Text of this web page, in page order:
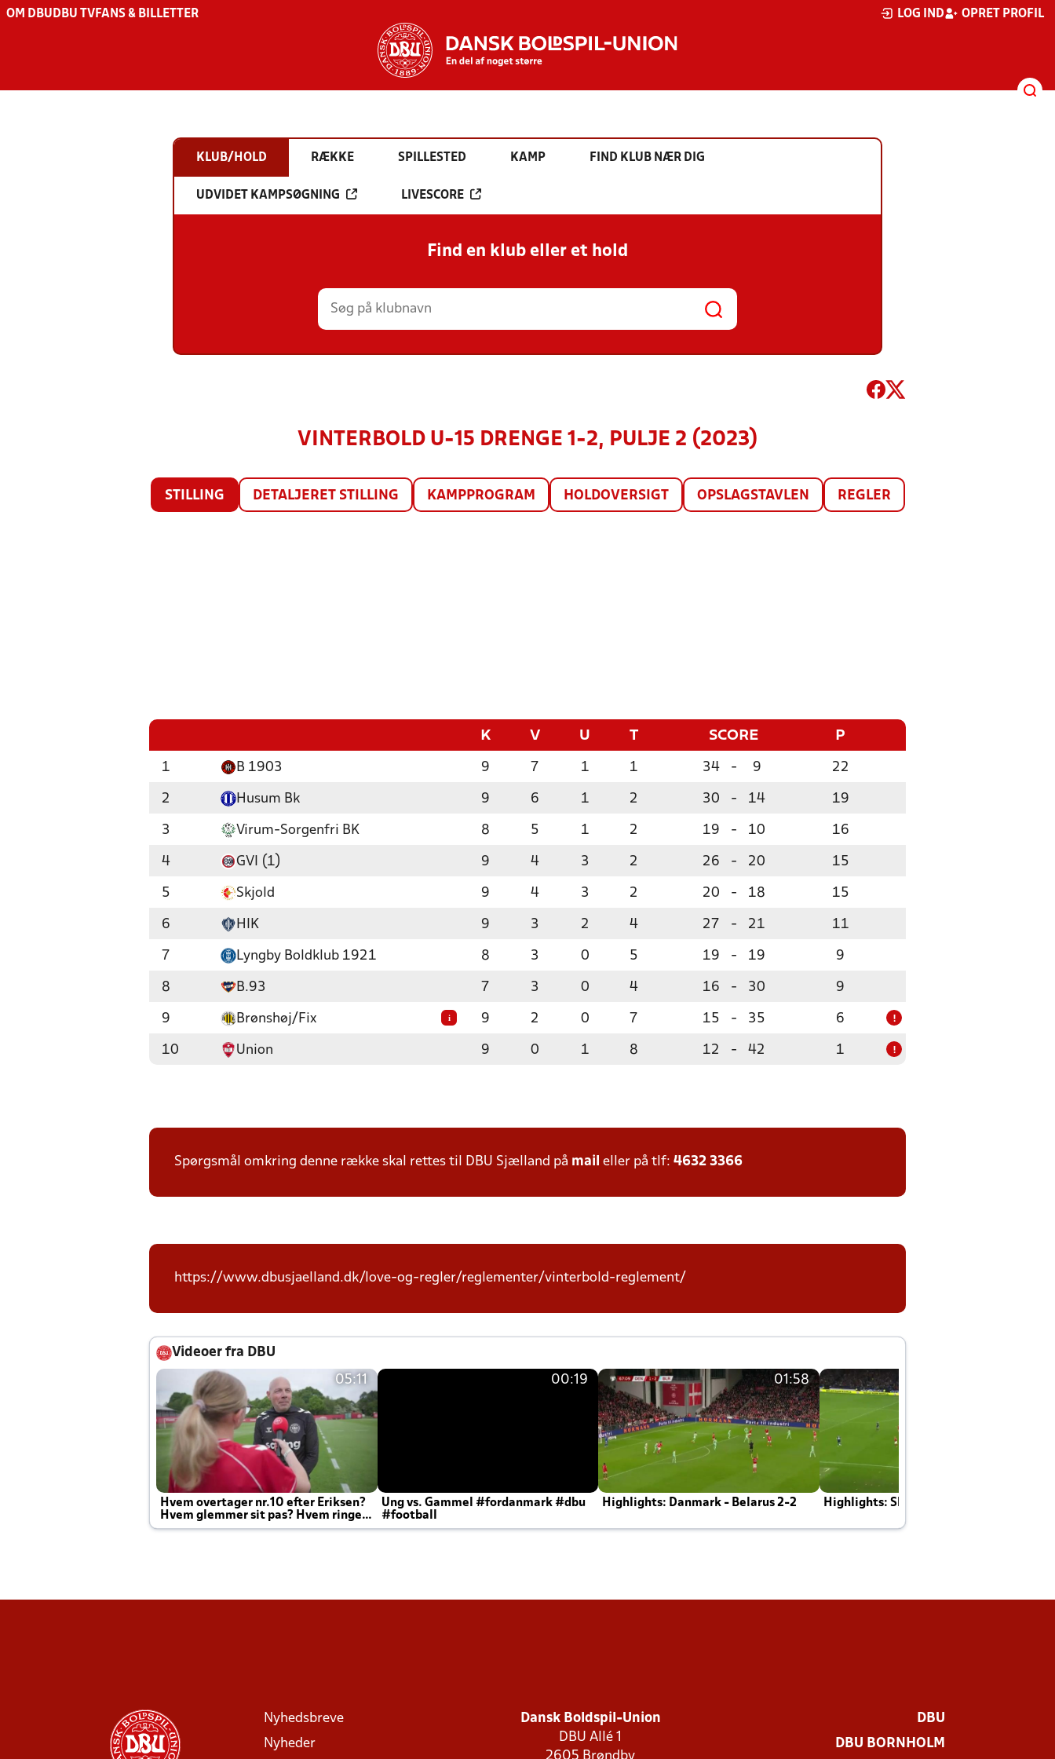
OM DBU DBU TV FANS & BILLETTER LOG IND OPRET PROFIL
KLUB/HOLD RÆKKE SPILLESTED KAMP FIND KLUB NÆR DIG
UDVIDET KAMPSØGNING LIVESCORE
Find en klub eller et hold
VINTERBOLD U-15 DRENGE 1-2, PULJE 2 (2023)
STILLING DETALJERET STILLING KAMPPROGRAM HOLDOVERSIGT OPSLAGSTAVLEN REGLER
K V U T SCORE P
1 B 1903 9 7 1 1 34 - 9 22
2 Husum Bk 9 6 1 2 30 - 14 19
3 Virum-Sorgenfri BK 8 5 1 2 19 - 10 16
4 GVI (1) 9 4 3 2 26 - 20 15
5 Skjold 9 4 3 2 20 - 18 15
6 HIK 9 3 2 4 27 - 21 11
7 Lyngby Boldklub 1921 8 3 0 5 19 - 19 9
8 B.93 7 3 0 4 16 - 30 9
9 Brønshøj/Fix i 9 2 0 7 15 - 35 6 !
10 Union 9 0 1 8 12 - 42 1 !
Spørgsmål omkring denne række skal rettes til DBU Sjælland på mail eller på tlf: 4632 3366
https://www.dbusjaelland.dk/love-og-regler/reglementer/vinterbold-reglement/
Videoer fra DBU
05:11
Hvem overtager nr.10 efter Eriksen?
Hvem glemmer sit pas? Hvem ringer
Joachim altid til efter kampe?
00:19
Ung vs. Gammel #fordanmark #dbu
#football
01:58
Highlights: Danmark - Belarus 2-2 Highlights: Skotland - Danmark 4-2
Nyhedsbreve
Nyheder
Dansk Boldspil-Union
DBU Allé 1
DBU
DBU BORNHOLM